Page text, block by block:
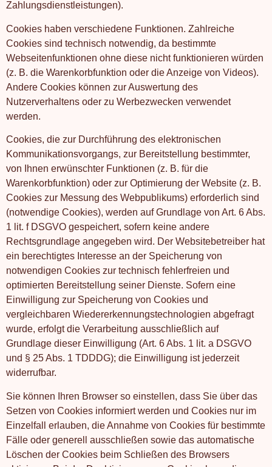
Zahlungsdienstleistungen).
Cookies haben verschiedene Funktionen. Zahlreiche
Cookies sind technisch notwendig, da bestimmte
Webseitenfunktionen ohne diese nicht funktionieren würden
(z. B. die Warenkorbfunktion oder die Anzeige von Videos).
Andere Cookies können zur Auswertung des
Nutzerverhaltens oder zu Werbezwecken verwendet
werden.
Cookies, die zur Durchführung des elektronischen
Kommunikationsvorgangs, zur Bereitstellung bestimmter,
von Ihnen erwünschter Funktionen (z. B. für die
Warenkorbfunktion) oder zur Optimierung der Website (z. B.
Cookies zur Messung des Webpublikums) erforderlich sind
(notwendige Cookies), werden auf Grundlage von Art. 6 Abs.
1 lit. f DSGVO gespeichert, sofern keine andere
Rechtsgrundlage angegeben wird. Der Websitebetreiber hat
ein berechtigtes Interesse an der Speicherung von
notwendigen Cookies zur technisch fehlerfreien und
optimierten Bereitstellung seiner Dienste. Sofern eine
Einwilligung zur Speicherung von Cookies und
vergleichbaren Wiedererkennungstechnologien abgefragt
wurde, erfolgt die Verarbeitung ausschließlich auf
Grundlage dieser Einwilligung (Art. 6 Abs. 1 lit. a DSGVO
und § 25 Abs. 1 TDDDG); die Einwilligung ist jederzeit
widerrufbar.
Sie können Ihren Browser so einstellen, dass Sie über das
Setzen von Cookies informiert werden und Cookies nur im
Einzelfall erlauben, die Annahme von Cookies für bestimmte
Fälle oder generell ausschließen sowie das automatische
Löschen der Cookies beim Schließen des Browsers